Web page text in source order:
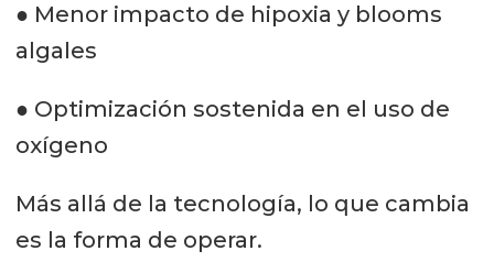
● Menor impacto de hipoxia y blooms
algales
● Optimización sostenida en el uso de
oxígeno
Más allá de la tecnología, lo que cambia
es la forma de operar.